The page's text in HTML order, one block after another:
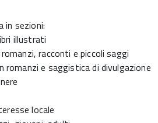
in sezioni:
illustrati
racconti e piccoli saggi
romanzi e saggistica di divulgazione
locale